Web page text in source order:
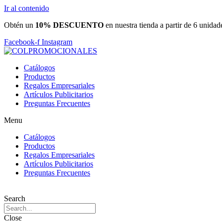
Ir al contenido
Obtén un 10% DESCUENTO en nuestra tienda a partir de 6
Facebook-f Instagram
Catálogos
Productos
Regalos Empresariales
Artículos Publicitarios
Preguntas Frecuentes
Menu
Catálogos
Productos
Regalos Empresariales
Artículos Publicitarios
Preguntas Frecuentes
Search
Close